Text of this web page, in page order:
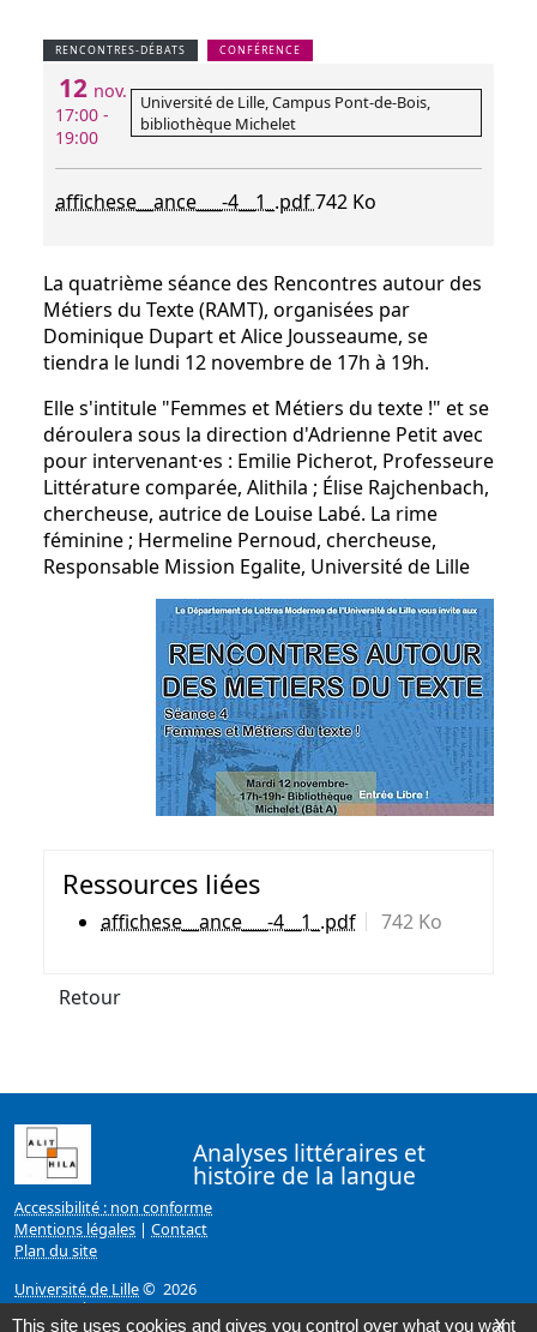
RENCONTRES-DÉBATS CONFÉRENCE
12 nov.
17:00 -
19:00
Université de Lille, Campus Pont-de-Bois,
bibliothèque Michelet
affichese__ance___-4__1_.pdf742 Ko
La quatrième séance des Rencontres autour des
Métiers du Texte (RAMT), organisées par
Dominique Dupart et Alice Jousseaume, se
tiendra le lundi 12 novembre de 17h à 19h.
Elle s'intitule "Femmes et Métiers du texte !" et se
déroulera sous la direction d'Adrienne Petit avec
pour intervenant·es : Emilie Picherot, Professeure
Littérature comparée, Alithila ; Élise Rajchenbach,
chercheuse, autrice de Louise Labé. La rime
féminine ; Hermeline Pernoud, chercheuse,
Responsable Mission Egalite, Université de Lille
Ressources liées
affichese__ance___-4__1_.pdf 742 Ko
Retour
Analyses littéraires et
histoire de la langue
Accessibilité : non conforme
Mentions légales | Contact
Plan du site
Université de Lille© 2026
Page mise à jour le 14/12/2020 (12:22)
X
This site uses cookies and gives you control over what you want